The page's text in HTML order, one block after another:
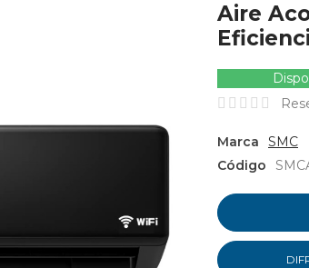
Aire
Marca
SMC
Código